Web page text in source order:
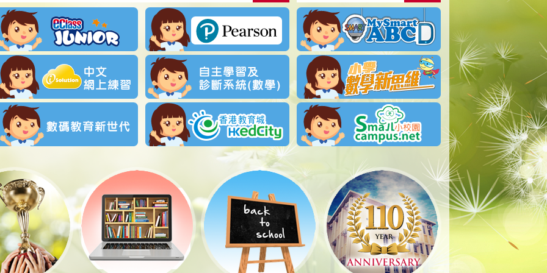
得獎名單︰「荃葵青親子標語創作及填色比賽」
04-01-2025
2026-2027學年統一分配學位註冊須知
01-06-2026